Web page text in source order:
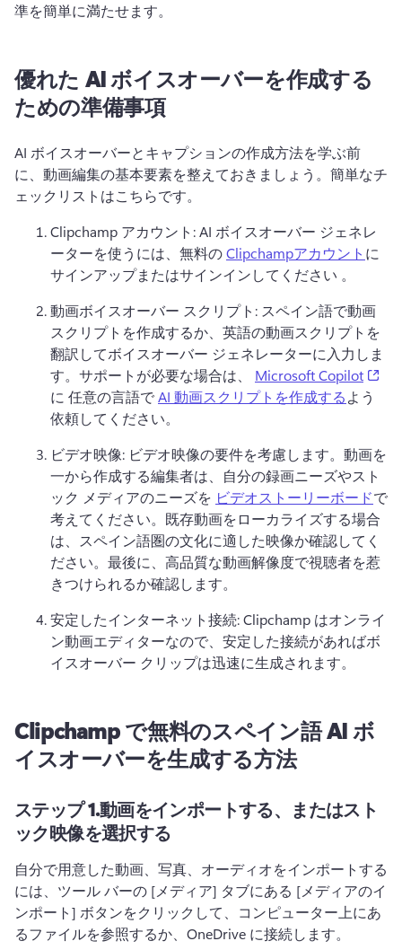
準を簡単に満たせます。
優れた AI ボイスオーバーを作成する
ための準備事項
AI ボイスオーバーとキャプションの作成方法を学ぶ前
に、動画編集の基本要素を整えておきましょう。 簡単なチ
ェックリストはこちらです。
Clipchamp アカウント: AI ボイスオーバー ジェネレ
ーターを使うには、無料の Clipchampアカウント に
サインアップまたはサインインしてください 。
動画ボイスオーバー スクリプト: スペイン語で動画
スクリプトを作成するか、英語の動画スクリプトを
翻訳してボイスオーバー ジェネレーターに入力しま
す。 サポートが必要な場合は、 Microsoft Copilot
に 任意の言語で AI 動画スクリプトを作成するよう
依頼してください。
ビデオ映像: ビデオ映像の要件を考慮します。 動画を
一から作成する編集者は、自分の録画ニーズやスト
ック メディアのニーズを ビデオストーリーボードで
考えてください。 既存動画をローカライズする場合
は、スペイン語圏の文化に適した映像か確認してく
ださい。 最後に、高品質な動画解像度で視聴者を惹
きつけられるか確認します。
安定したインターネット接続: Clipchamp はオンライ
ン動画エディターなので、安定した接続があればボ
イスオーバー クリップは迅速に生成されます。
Clipchamp で無料のスペイン語 AI ボ
イスオーバーを生成する方法
ステップ 1.動画をインポートする、またはスト
ック映像を選択する
自分で用意した動画、写真、オーディオをインポートする
には、ツール バーの [メディア] タブにある [メディアのイ
ンポート] ボタンをクリックして、コンピューター上にあ
るファイルを参照するか、OneDrive に接続します。